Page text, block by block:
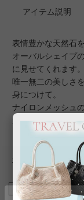
アイテム説明
表情豊かな天然石
オーバルシェイプ
に見せてくれます
唯一無二の美しさ
身につけて。
ナイロンメッシュ
が入ったコードは
ち、首元に華やぎ
◆各ストーンにつ
商品番号 1240074